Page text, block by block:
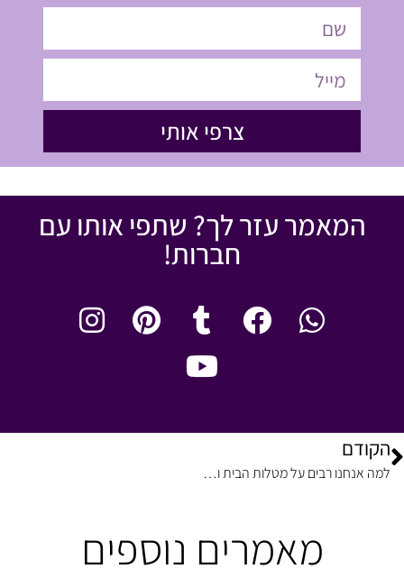
צרפי אותי
המאמר עזר לך? שתפי אותו עם
חברות!
הקודם
למה אנחנו רבים על מטלות הבית וכמה טיפים כדי להתחיל לשנות את זה
מאמרים נוספים